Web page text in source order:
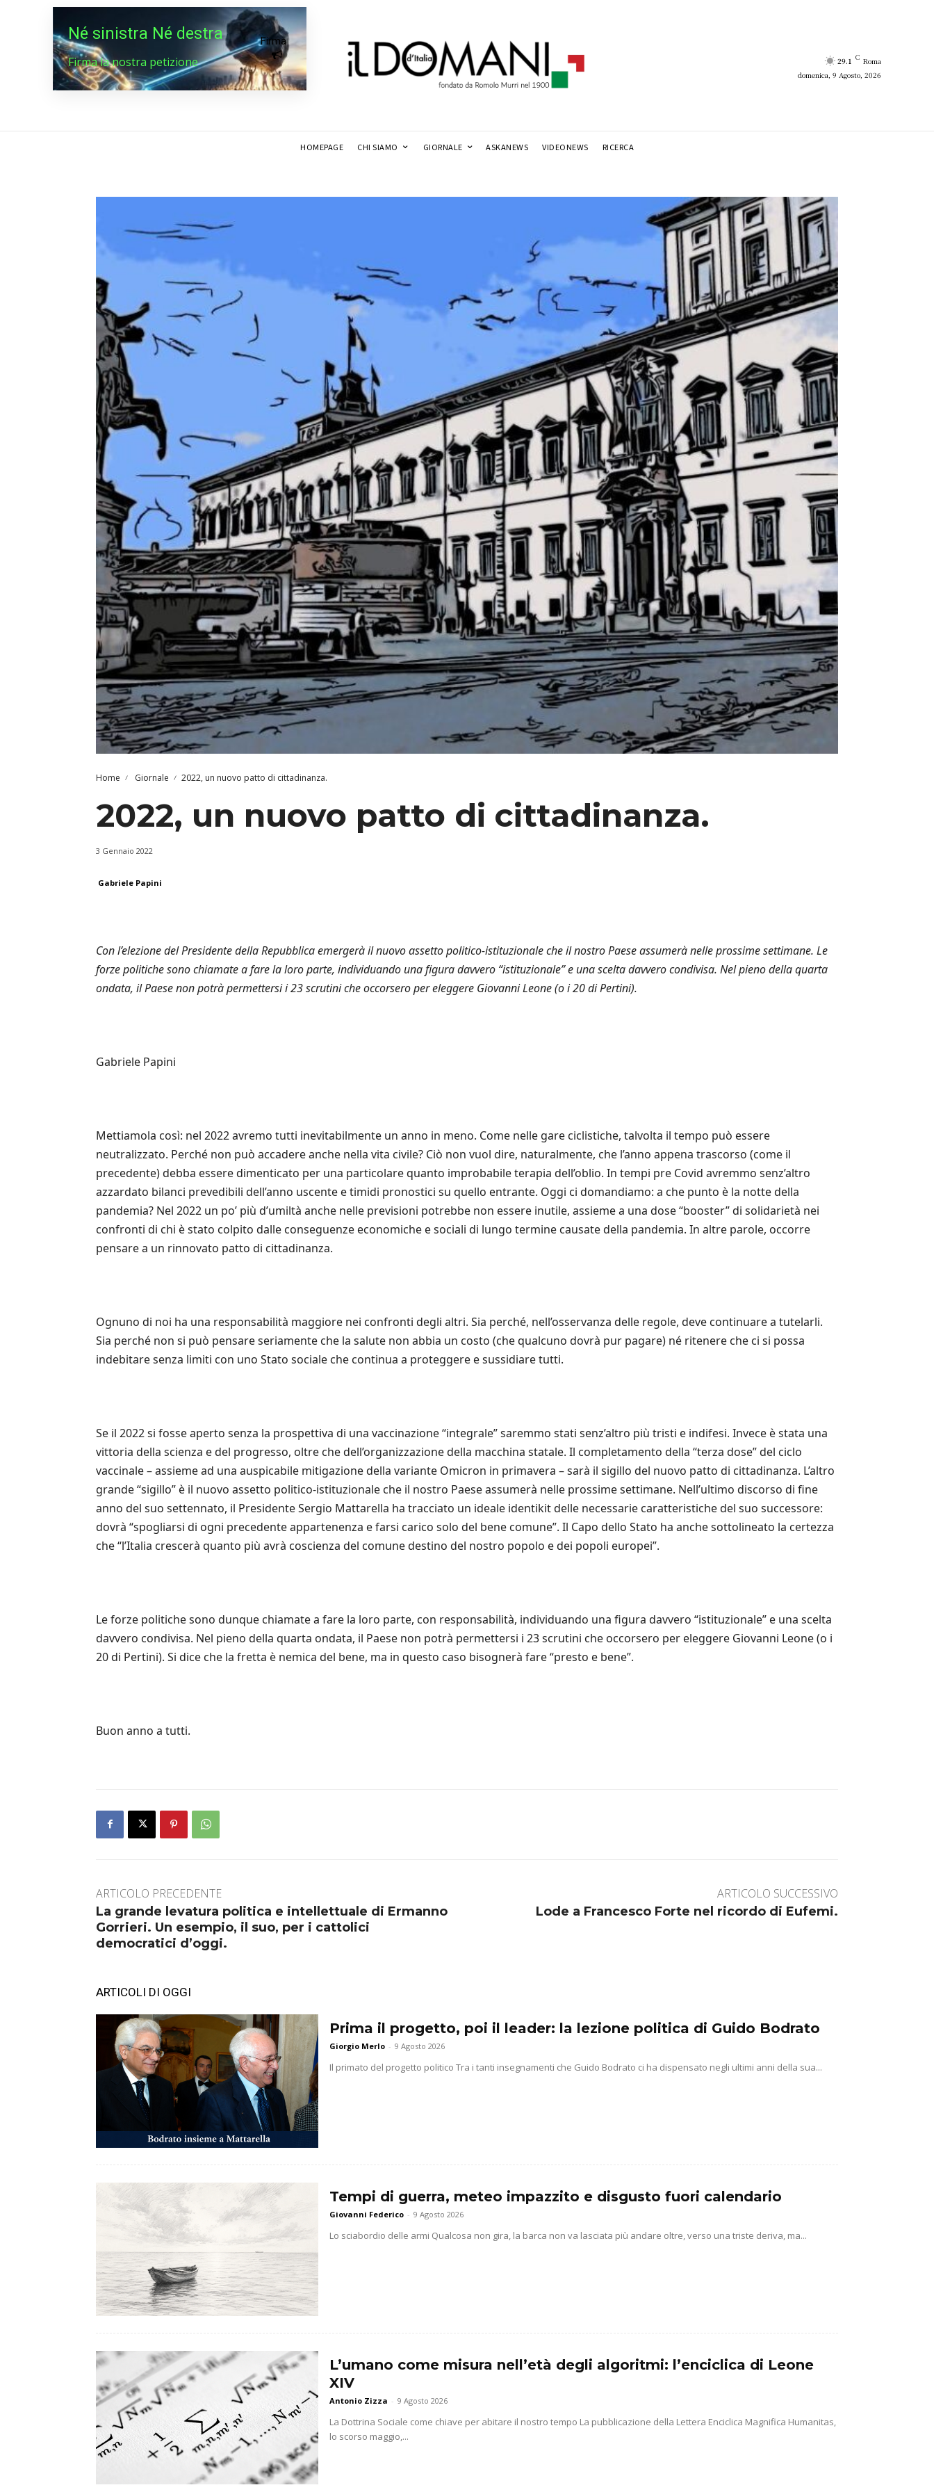
Né sinistra Né destra
Firma la nostra petizione
Firma
29.1 C Roma
domenica, 9 Agosto, 2026
HOMEPAGE CHI SIAMO GIORNALE ASKANEWS VIDEONEWS RICERCA
Home Giornale 2022, un nuovo patto di cittadinanza.
2022, un nuovo patto di cittadinanza.
3 Gennaio 2022
Gabriele Papini
Con l’elezione del Presidente della Repubblica emergerà il nuovo assetto politico-istituzionale che il nostro Paese assumerà nelle prossime settimane. Le
forze politiche sono chiamate a fare la loro parte, individuando una figura davvero “istituzionale” e una scelta davvero condivisa. Nel pieno della quarta
ondata, il Paese non potrà permettersi i 23 scrutini che occorsero per eleggere Giovanni Leone (o i 20 di Pertini).
Gabriele Papini
Mettiamola così: nel 2022 avremo tutti inevitabilmente un anno in meno. Come nelle gare ciclistiche, talvolta il tempo può essere
neutralizzato. Perché non può accadere anche nella vita civile? Ciò non vuol dire, naturalmente, che l’anno appena trascorso (come il
precedente) debba essere dimenticato per una particolare quanto improbabile terapia dell’oblio. In tempi pre Covid avremmo senz’altro
azzardato bilanci prevedibili dell’anno uscente e timidi pronostici su quello entrante. Oggi ci domandiamo: a che punto è la notte della
pandemia? Nel 2022 un po’ più d’umiltà anche nelle previsioni potrebbe non essere inutile, assieme a una dose “booster” di solidarietà nei
confronti di chi è stato colpito dalle conseguenze economiche e sociali di lungo termine causate della pandemia. In altre parole, occorre
pensare a un rinnovato patto di cittadinanza.
Ognuno di noi ha una responsabilità maggiore nei confronti degli altri. Sia perché, nell’osservanza delle regole, deve continuare a tutelarli.
Sia perché non si può pensare seriamente che la salute non abbia un costo (che qualcuno dovrà pur pagare) né ritenere che ci si possa
indebitare senza limiti con uno Stato sociale che continua a proteggere e sussidiare tutti.
Se il 2022 si fosse aperto senza la prospettiva di una vaccinazione “integrale” saremmo stati senz’altro più tristi e indifesi. Invece è stata una
vittoria della scienza e del progresso, oltre che dell’organizzazione della macchina statale. Il completamento della “terza dose” del ciclo
vaccinale – assieme ad una auspicabile mitigazione della variante Omicron in primavera – sarà il sigillo del nuovo patto di cittadinanza. L’altro
grande “sigillo” è il nuovo assetto politico-istituzionale che il nostro Paese assumerà nelle prossime settimane. Nell’ultimo discorso di fine
anno del suo settennato, il Presidente Sergio Mattarella ha tracciato un ideale identikit delle necessarie caratteristiche del suo successore:
dovrà “spogliarsi di ogni precedente appartenenza e farsi carico solo del bene comune”. Il Capo dello Stato ha anche sottolineato la certezza
che “l’Italia crescerà quanto più avrà coscienza del comune destino del nostro popolo e dei popoli europei”.
Le forze politiche sono dunque chiamate a fare la loro parte, con responsabilità, individuando una figura davvero “istituzionale” e una scelta
davvero condivisa. Nel pieno della quarta ondata, il Paese non potrà permettersi i 23 scrutini che occorsero per eleggere Giovanni Leone (o i
20 di Pertini). Si dice che la fretta è nemica del bene, ma in questo caso bisognerà fare “presto e bene”.
Buon anno a tutti.
ARTICOLO PRECEDENTE
La grande levatura politica e intellettuale di Ermanno
Gorrieri. Un esempio, il suo, per i cattolici
democratici d’oggi.
ARTICOLO SUCCESSIVO
Lode a Francesco Forte nel ricordo di Eufemi.
ARTICOLI DI OGGI
Prima il progetto, poi il leader: la lezione politica di Guido Bodrato
Giorgio Merlo - 9 Agosto 2026
Il primato del progetto politico Tra i tanti insegnamenti che Guido Bodrato ci ha dispensato negli ultimi anni della sua...
Tempi di guerra, meteo impazzito e disgusto fuori calendario
Giovanni Federico - 9 Agosto 2026
Lo sciabordio delle armi Qualcosa non gira, la barca non va lasciata più andare oltre, verso una triste deriva, ma...
L’umano come misura nell’età degli algoritmi: l’enciclica di Leone
XIV
Antonio Zizza - 9 Agosto 2026
La Dottrina Sociale come chiave per abitare il nostro tempo La pubblicazione della Lettera Enciclica Magnifica Humanitas,
lo scorso maggio,...